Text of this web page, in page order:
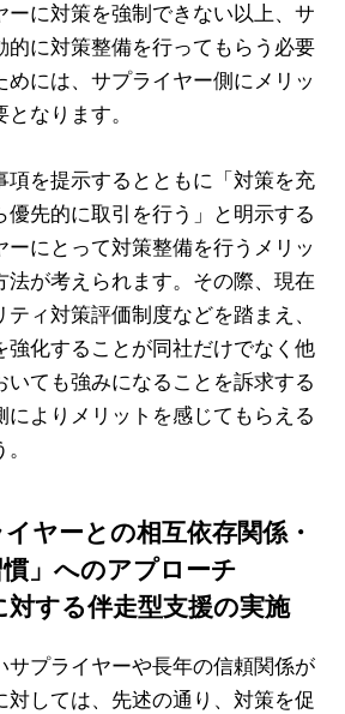
ーに対策を強制できない以上、サ
的に対策整備を行ってもらう必要
めには、サプライヤー側にメリッ
なります。
項を提示するとともに「対策を充
優先的に取引を行う」と明示する
ーにとって対策整備を行うメリッ
法が考えられます。その際、現在
ィ対策評価制度などを踏まえ、
強化することが同社だけでなく他
いても強みになることを訴求する
によりメリットを感じてもらえる
ヤーとの相互依存関係・
」へのアプローチ
する伴走型支援の実施
サプライヤーや長年の信頼関係が
対しては、先述の通り、対策を促